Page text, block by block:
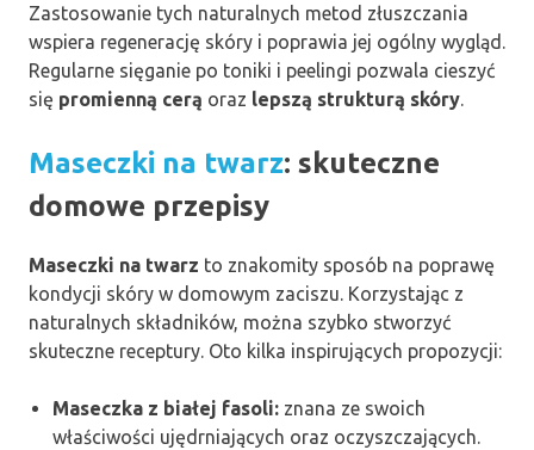
Zastosowanie tych naturalnych metod złuszczania
wspiera regenerację skóry i poprawia jej ogólny wygląd.
Regularne sięganie po toniki i peelingi pozwala cieszyć
się promienną cerą oraz lepszą strukturą skóry
Maseczki na twarz: skuteczne
domowe przepisy
Maseczki na twarz to znakomity sposób na poprawę
kondycji skóry w domowym zaciszu. Korzystając z
naturalnych składników, można szybko stworzyć
skuteczne receptury. Oto kilka inspirujących propozycji:
Maseczka z białej fasoli: znana ze swoich
właściwości ujędrniających oraz oczyszczających.